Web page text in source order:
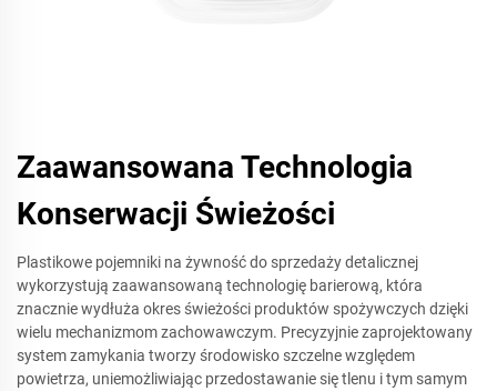
Zaawansowana Technologia
Konserwacji Świeżości
Plastikowe pojemniki na żywność do sprzedaży detalicznej
wykorzystują zaawansowaną technologię barierową, która
znacznie wydłuża okres świeżości produktów spożywczych dzięki
wielu mechanizmom zachowawczym. Precyzyjnie zaprojektowany
system zamykania tworzy środowisko szczelne względem
powietrza, uniemożliwiając przedostawanie się tlenu i tym samym